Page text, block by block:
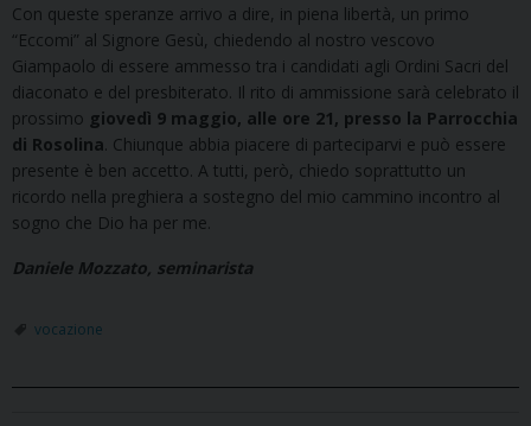
Con queste speranze arrivo a dire, in piena libertà, un primo
“Eccomi” al Signore Gesù, chiedendo al nostro vescovo
Giampaolo di essere ammesso tra i candidati agli Ordini Sacri del
diaconato e del presbiterato. Il rito di ammissione sarà celebrato il
prossimo giovedì 9 maggio, alle ore 21, presso la Parrocchia
di Rosolina . Chiunque abbia piacere di parteciparvi e può essere
presente è ben accetto. A tutti, però, chiedo soprattutto un
ricordo nella preghiera a sostegno del mio cammino incontro al
sogno che Dio ha per me.
Daniele Mozzato, seminarista
vocazione